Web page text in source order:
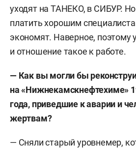
уходят на ТАНЕКО, в СИБУР. Но
платить хорошим
экономят. Наверное, поэтому
и отношение такое к работе.
— Как вы могли бы
на «Нижнекамскнефтехиме»
года, приведшие к аварии и
жертвам?
— Сняли старый уровнемер,